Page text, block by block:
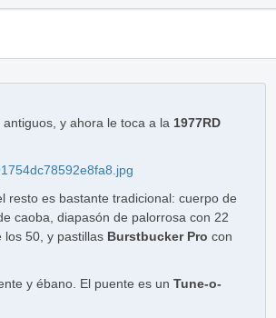
y ahora le toca a la 1977RD
resto es bastante tradicional: cuerpo de
caoba, diapasón de palorrosa con 22
los 50, y pastillas Burstbucker Pro con
y ébano. El puente es un Tune-o-